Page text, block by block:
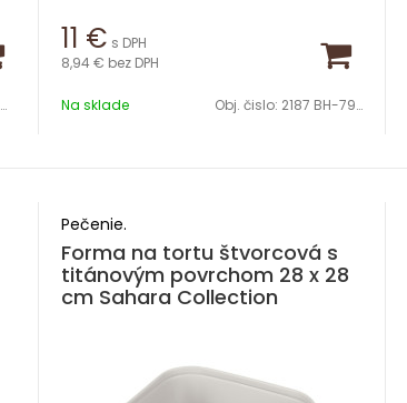
11 € s DPH
8,94 € bez DPH
Na sklade Obj. čislo: 2187 BH-7917
Pečenie.
Forma na tortu štvorcová s
titánovým povrchom 28 x 28
cm Sahara Collection